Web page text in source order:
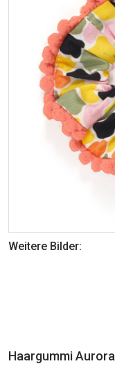
Weitere Bilder:
Haargummi Aurora